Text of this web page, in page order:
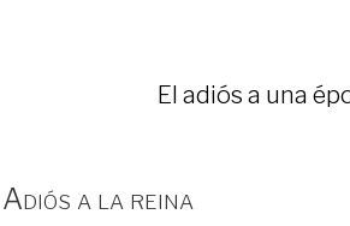
El adiós a una
Adiós a la reina